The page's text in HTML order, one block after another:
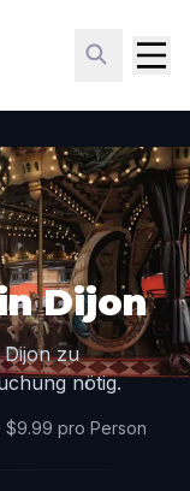
Dijon
zu
nötig.
$9.99 pro Person